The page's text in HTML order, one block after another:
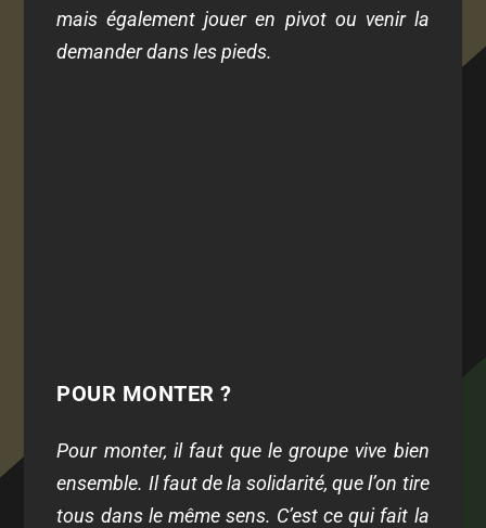
mais également jouer en pivot ou venir la
demander dans les pieds.
POUR MONTER ?
Pour monter, il faut que le groupe vive bien
ensemble. Il faut de la solidarité, que l’on tire
tous dans le même sens. C’est ce qui fait la